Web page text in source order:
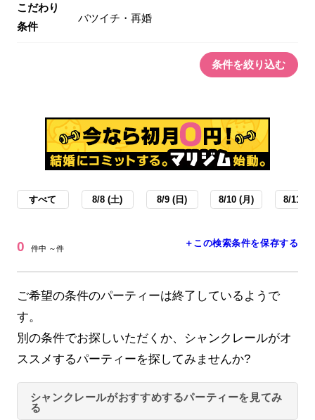
こだわり
条件
バツイチ・再婚
条件を絞り込む
すべて 8/8 (土) 8/9 (日) 8/10 (月) 8/11 (
0 件中 ～件 ＋この検索条件を保存する
ご希望の条件のパーティーは終了しているようで
す。
別の条件でお探しいただくか、シャンクレールがオ
ススメするパーティーを探してみませんか?
シャンクレールがおすすめするパーティーを見てみ
る